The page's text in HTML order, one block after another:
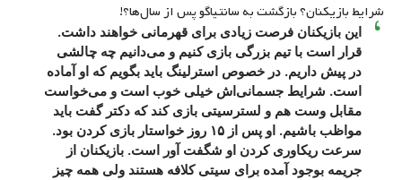
شرایط بازیکنان؟ بازگشت به سانتیاگو پس از سال‌ها؟!
این بازیکنان فرصت زیادی برای قهرمانی خواهند داشت.
قرار است با تیم بزرگی بازی کنیم و می‌دانیم چه چالشی
در پیش داریم. در خصوص استرلینگ باید بگویم که او آماده
است. شرایط جسمانی‌اش خیلی خوب است و می‌خواست
مقابل وست هم و لسترسیتی بازی کند که دکتر گفت باید
مواظب باشیم. او پس از ۱۵ روز خواستار بازی کردن بود.
سرعت ریکاوری کردن او شگفت آور است. بازیکنان از
جریمه بوجود آمده برای سیتی کلافه هستند ولی همه چیز